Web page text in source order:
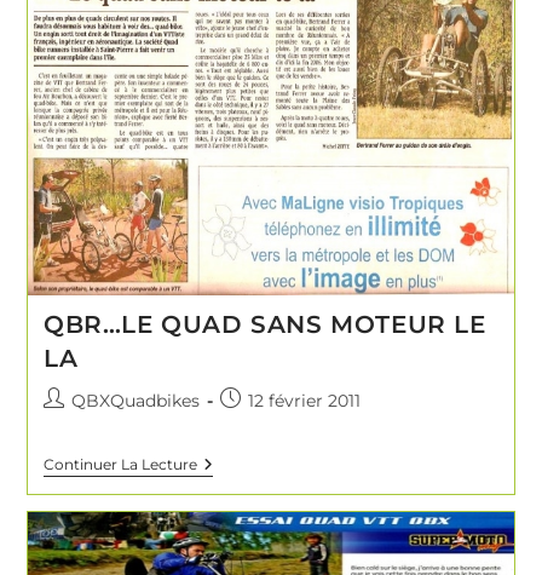
QBR…LE QUAD SANS MOTEUR LE
LA
QBXQuadbikes 12 février 2011
Continuer La Lecture